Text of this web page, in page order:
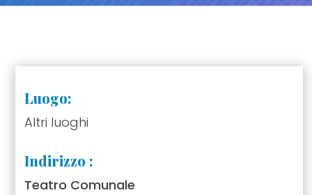
Luogo:
Altri luoghi
Indirizzo :
Teatro Comunale